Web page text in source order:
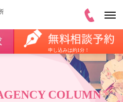
申し込みは約1分！
COLUMN